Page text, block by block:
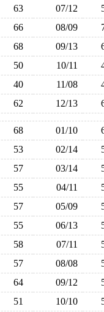
63 07/12
66 08/09
68 09/13
50 10/11
40 11/08
62 12/13
68 01/10
53 02/14
57 03/14
55 04/11
57 05/09
55 06/13
58 07/11
57 08/08
64 09/12
51 10/10